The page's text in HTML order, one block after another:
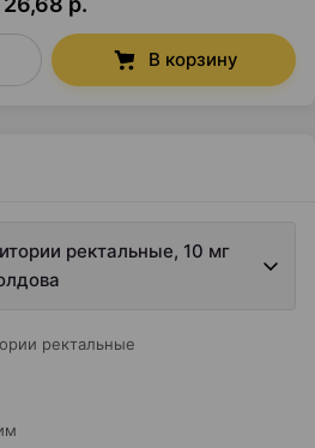
В корзину
ректальные, 10 мг
ректальные